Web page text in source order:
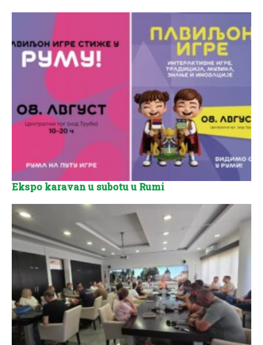
Ekspo karavan u subotu u Rumi